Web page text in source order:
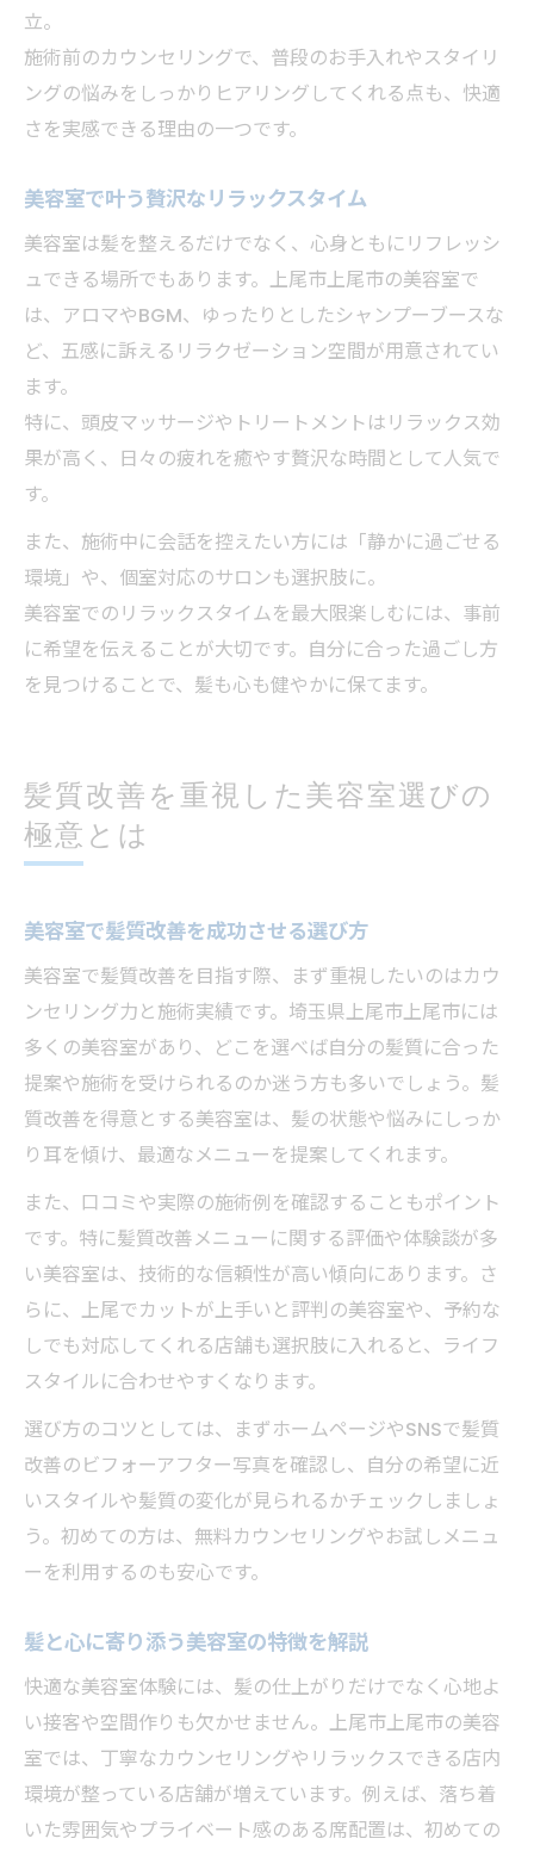
立。
施術前のカウンセリングで、普段のお手入れやスタイリ
ングの悩みをしっかりヒアリングしてくれる点も、快適
さを実感できる理由の一つです。
美容室で叶う贅沢なリラックスタイム
美容室は髪を整えるだけでなく、心身ともにリフレッシ
ュできる場所でもあります。上尾市上尾市の美容室で
は、アロマやBGM、ゆったりとしたシャンプーブースな
ど、五感に訴えるリラクゼーション空間が用意されてい
ます。
特に、頭皮マッサージやトリートメントはリラックス効
果が高く、日々の疲れを癒やす贅沢な時間として人気で
す。
また、施術中に会話を控えたい方には「静かに過ごせる
環境」や、個室対応のサロンも選択肢に。
美容室でのリラックスタイムを最大限楽しむには、事前
に希望を伝えることが大切です。自分に合った過ごし方
を見つけることで、髪も心も健やかに保てます。
髪質改善を重視した美容室選びの
極意とは
美容室で髪質改善を成功させる選び方
美容室で髪質改善を目指す際、まず重視したいのはカウ
ンセリング力と施術実績です。埼玉県上尾市上尾市には
多くの美容室があり、どこを選べば自分の髪質に合った
提案や施術を受けられるのか迷う方も多いでしょう。髪
質改善を得意とする美容室は、髪の状態や悩みにしっか
り耳を傾け、最適なメニューを提案してくれます。
また、口コミや実際の施術例を確認することもポイント
です。特に髪質改善メニューに関する評価や体験談が多
い美容室は、技術的な信頼性が高い傾向にあります。さ
らに、上尾でカットが上手いと評判の美容室や、予約な
しでも対応してくれる店舗も選択肢に入れると、ライフ
スタイルに合わせやすくなります。
選び方のコツとしては、まずホームページやSNSで髪質
改善のビフォーアフター写真を確認し、自分の希望に近
いスタイルや髪質の変化が見られるかチェックしましょ
う。初めての方は、無料カウンセリングやお試しメニュ
ーを利用するのも安心です。
髪と心に寄り添う美容室の特徴を解説
快適な美容室体験には、髪の仕上がりだけでなく心地よ
い接客や空間作りも欠かせません。上尾市上尾市の美容
室では、丁寧なカウンセリングやリラックスできる店内
環境が整っている店舗が増えています。例えば、落ち着
いた雰囲気やプライベート感のある席配置は、初めての